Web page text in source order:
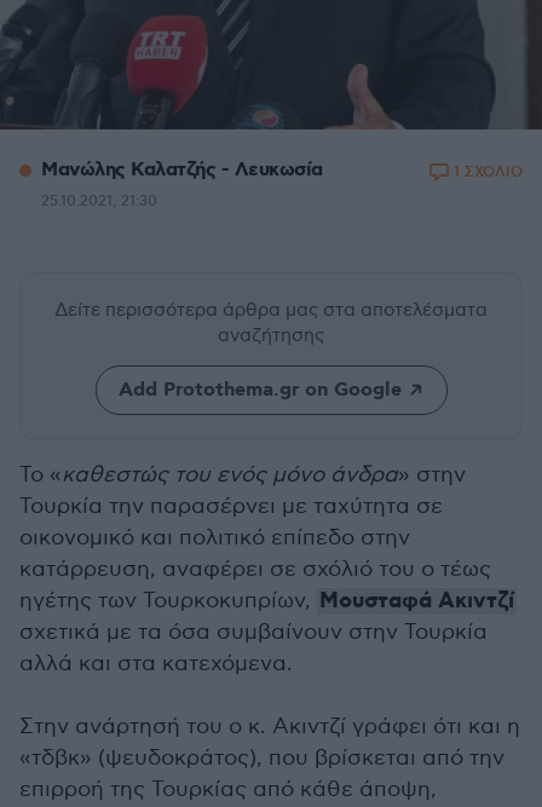
Μανώλης Καλατζής - Λευκωσία
25.10.2021, 21:30
1 ΣΧΟΛΙΟ
Δείτε περισσότερα άρθρα μας στα αποτελέσματα
αναζήτησης
Add Protothema.gr on Google
Το «καθεστώς του ενός μόνο άνδρα» στην
Τουρκία την παρασέρνει με ταχύτητα σε
οικονομικό και πολιτικό επίπεδο στην
κατάρρευση, αναφέρει σε σχόλιό του ο τέως
ηγέτης των Τουρκοκυπρίων, Μουσταφά Ακιντζί
σχετικά με τα όσα συμβαίνουν στην Τουρκία
αλλά και στα κατεχόμενα.
Στην ανάρτησή του ο κ. Ακιντζί γράφει ότι και η
«τδβκ» (ψευδοκράτος), που βρίσκεται από την
επιρροή της Τουρκίας από κάθε άποψη,